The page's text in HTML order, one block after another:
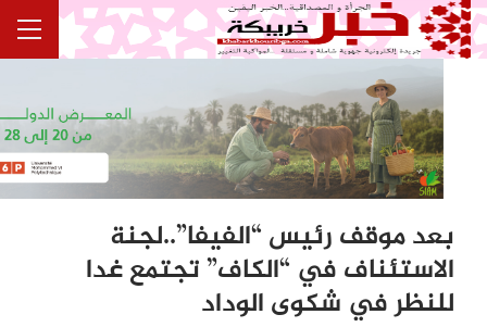
بعد موقف رئيس “الفيفا”..لجنة
الاستئناف في “الكاف” تجتمع غدا
للنظر في شكوى الوداد